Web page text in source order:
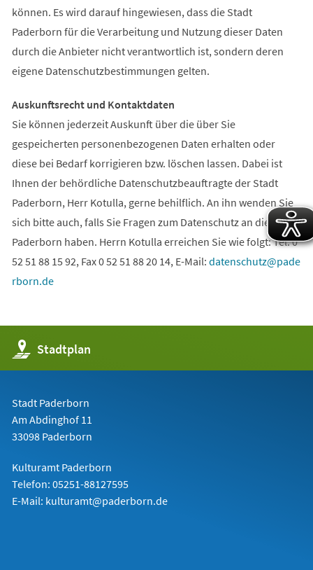
können. Es wird darauf hingewiesen, dass die Stadt
Paderborn für die Verarbeitung und Nutzung dieser Daten
durch die Anbieter nicht verantwortlich ist, sondern deren
eigene Datenschutzbestimmungen gelten.
Auskunftsrecht und Kontaktdaten
Sie können jederzeit Auskunft über die über Sie
gespeicherten personenbezogenen Daten erhalten oder
diese bei Bedarf korrigieren bzw. löschen lassen. Dabei ist
Ihnen der behördliche Datenschutzbeauftragte der Stadt
Paderborn, Herr Kotulla, gerne behilflich. An ihn wenden Sie
sich bitte auch, falls Sie Fragen zum Datenschutz an die Stadt
Paderborn haben. Herrn Kotulla erreichen Sie wie folgt: Tel. 0
52 51 88 15 92, Fax 0 52 51 88 20 14, E-Mail: datenschutz
pade
rborn de
Stadtplan
(Öffnet
in
einem
Tab)
Stadt Paderborn
Am Abdinghof 11
33098 Paderborn
Kulturamt Paderborn
Telefon: 05251-88127595
E-Mail: kulturamt@paderborn.de